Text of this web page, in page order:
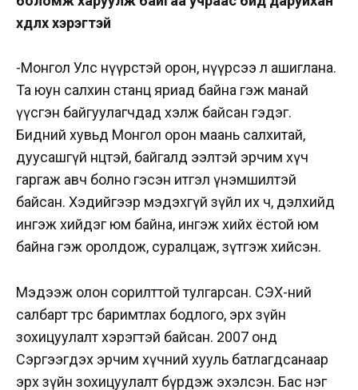
хөдлөх хэрэгтэй
-Монгол Улс нүүрстэй орон, нүүрсээ л ашиглана.
Та юун салхин станц яриад байна гэж манай
үүсгэн байгуулагчдад хэлж байсан гэдэг.
Бидний хувьд Монгол орон маань салхитай,
дуусашгүй нөөцтэй, байгалд ээлтэй эрчим хүч
гаргаж авч болно гэсэн итгэл үнэмшилтэй
байсан. Хэдийгээр мэдэхгүй зүйл их ч, дэлхийд
ингэж хийдэг юм байна, ингэж хийх ёстой юм
байна гэж оролдож, суралцаж, зүтгэж хийсэн.
Мэдээж олон сорилттой тулгарсан. СЭХ-ний
салбарт төрөөс баримтлах бодлого, эрх зүйн
зохицуулалт хэрэгтэй байсан. 2007 онд
Сэргээгдэх эрчим хүчний хууль батлагдсанаар
эрх зүйн зохицуулалт бүрдэж эхэлсэн. Бас нэг